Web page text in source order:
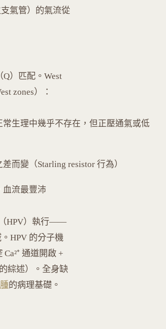
氣管）的氣流從
）匹配。West
zones）：
生理中幾乎不存在，但正壓通氣或低
而變（Starling resistor 行為）
血流最豐沛
（HPV）執行——
HPV 的分子機
通道開啟 +
綜述）。全身缺
的病理基礎。